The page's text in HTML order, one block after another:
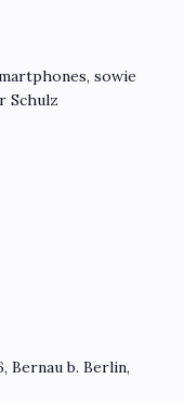
sowie
Schulz
Bernau b. Berlin,